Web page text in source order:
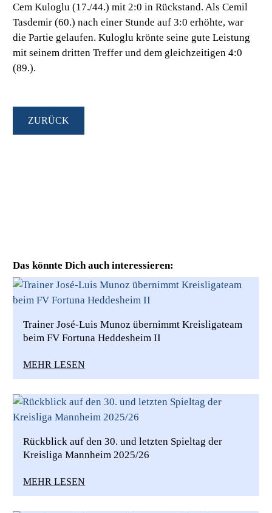
Cem Kuloglu (17./44.) mit 2:0 in Rückstand. Als Cemil
Tasdemir (60.) nach einer Stunde auf 3:0 erhöhte, war
die Partie gelaufen. Kuloglu krönte seine gute Leistung
mit seinem dritten Treffer und dem gleichzeitigen 4:0
(89.).
ZURÜCK
Das könnte Dich auch interessieren:
Trainer José-Luis Munoz übernimmt Kreisligateam
beim FV Fortuna Heddesheim II
MEHR LESEN
Rückblick auf den 30. und letzten Spieltag der
Kreisliga Mannheim 2025/26
MEHR LESEN